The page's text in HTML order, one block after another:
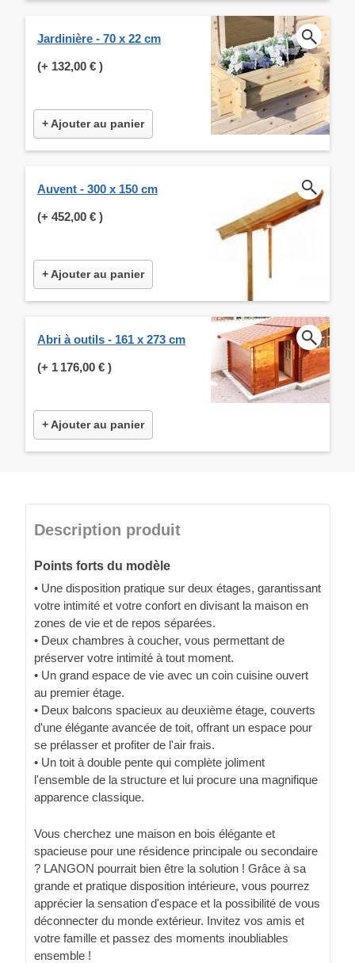
Jardinière - 70 x 22 cm
(+ 132,00 € )
+ Ajouter au panier
Auvent - 300 x 150 cm
(+ 452,00 € )
+ Ajouter au panier
Abri à outils - 161 x 273 cm
(+ 1 176,00 € )
+ Ajouter au panier
Description produit
Points forts du modèle
• Une disposition pratique sur deux étages, garantissant
votre intimité et votre confort en divisant la maison en
zones de vie et de repos séparées.
• Deux chambres à coucher, vous permettant de
préserver votre intimité à tout moment.
• Un grand espace de vie avec un coin cuisine ouvert
au premier étage.
• Deux balcons spacieux au deuxième étage, couverts
d'une élégante avancée de toit, offrant un espace pour
se prélasser et profiter de l'air frais.
• Un toit à double pente qui complète joliment
l'ensemble de la structure et lui procure una magnifique
apparence classique.
Vous cherchez une maison en bois élégante et
spacieuse pour une résidence principale ou secondaire
? LANGON pourrait bien être la solution ! Grâce à sa
grande et pratique disposition intérieure, vous pourrez
apprécier la sensation d'espace et la possibilité de vous
déconnecter du monde extérieur. Invitez vos amis et
votre famille et passez des moments inoubliables
ensemble !